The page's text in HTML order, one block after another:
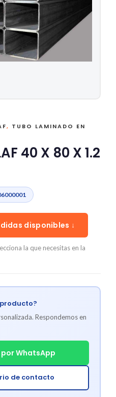
, TUBO LAMINADO EN
40 X 80 X 1.2
disponibles ↓
la que necesitas en la
Respondemos en
WhatsApp
de contacto